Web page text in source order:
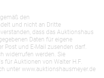
den
und nicht an Dritte
dass das Auktionshaus
Daten für eigene
Post und E-Mail zusenden darf.
widerrufen werden. Sie
für Auktionen von Walter H.F.
unter www.auktionshausmeyer.de